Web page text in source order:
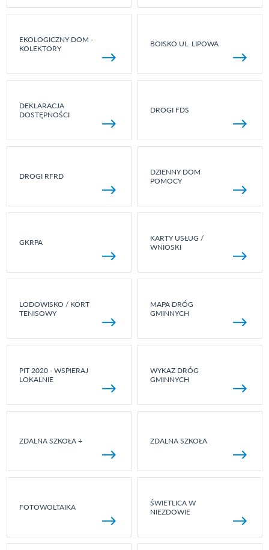
EKOLOGICZNY DOM -
KOLEKTORY
BOISKO UL. LIPOWA
DEKLARACJA
DOSTĘPNOŚCI
DROGI FDS
DROGI RFRD
DZIENNY DOM
POMOCY
GKRPA
KARTY USŁUG /
WNIOSKI
LODOWISKO / KORT
TENISOWY
MAPA DRÓG
GMINNYCH
PIT 2020 - WSPIERAJ
LOKALNIE
WYKAZ DRÓG
GMINNYCH
ZDALNA SZKOŁA + ZDALNA SZKOŁA
FOTOWOLTAIKA
ŚWIETLICA W
NIEZDOWIE